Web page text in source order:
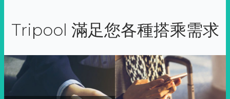
Tripool 滿足您各種搭乘需求